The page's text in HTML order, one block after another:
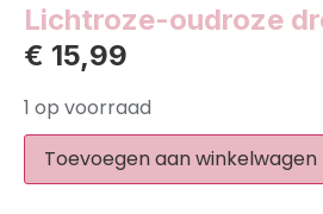
Lichtroze-oudroze
€ 15,99
1 op voorraad
Toevoegen aan winkelwagen